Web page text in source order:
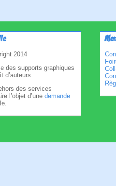
2014
des supports graphiques
d’auteurs.
des services
l’objet d’une demande